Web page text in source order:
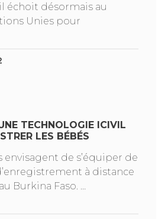
échoit désormais au
Unies pour
TECHNOLOGIE ICIVIL
LES BÉBÉS
envisagent de s’équiper de
à distance
Burkina Faso. …